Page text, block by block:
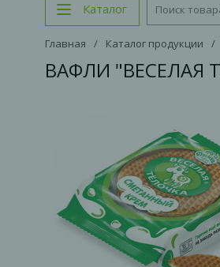
Каталог
Главная / Каталог продукции /
ВАФЛИ "ВЕСЕЛАЯ